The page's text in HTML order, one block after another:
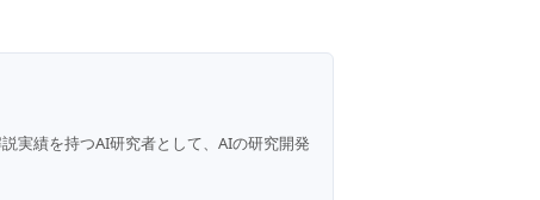
実績を持つAI研究者として、AIの研究開発